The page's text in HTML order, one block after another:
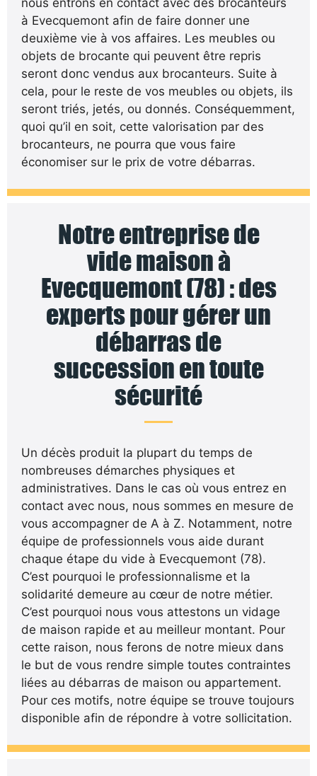
à Evecquemont afin de faire donner une
deuxième vie à vos affaires. Les meubles ou
objets de brocante qui peuvent être repris
seront donc vendus aux brocanteurs. Suite à
cela, pour le reste de vos meubles ou objets, ils
seront triés, jetés, ou donnés. Conséquemment,
quoi qu’il en soit, cette valorisation par des
brocanteurs, ne pourra que vous faire
économiser sur le prix de votre débarras.
Notre entreprise de
vide maison à
Evecquemont (78) : des
experts pour gérer un
débarras de
succession en toute
sécurité
Un décès produit la plupart du temps de
nombreuses démarches physiques et
administratives. Dans le cas où vous entrez en
contact avec nous, nous sommes en mesure de
vous accompagner de A à Z. Notamment, notre
équipe de professionnels vous aide durant
chaque étape du vide à Evecquemont (78).
C’est pourquoi le professionnalisme et la
solidarité demeure au cœur de notre métier.
C’est pourquoi nous vous attestons un vidage
de maison rapide et au meilleur montant. Pour
cette raison, nous ferons de notre mieux dans
le but de vous rendre simple toutes contraintes
liées au débarras de maison ou appartement.
Pour ces motifs, notre équipe se trouve toujours
disponible afin de répondre à votre sollicitation.